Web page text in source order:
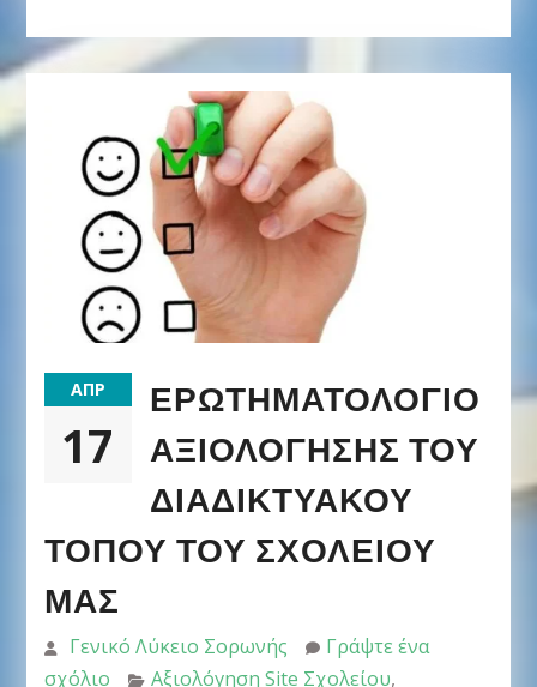
ΑΠΡ
17
ΕΡΩΤΗΜΑΤΟΛΌΓΙΟ
ΑΞΙΟΛΌΓΗΣΗΣ ΤΟΥ
ΔΙΑΔΙΚΤΥΑΚΟΎ
ΤΌΠΟΥ ΤΟΥ ΣΧΟΛΕΊΟΥ
ΜΑΣ
Γενικό Λύκειο Σορωνής
Γράψτε ένα
σχόλιο
Αξιολόγηση Site Σχολείου,